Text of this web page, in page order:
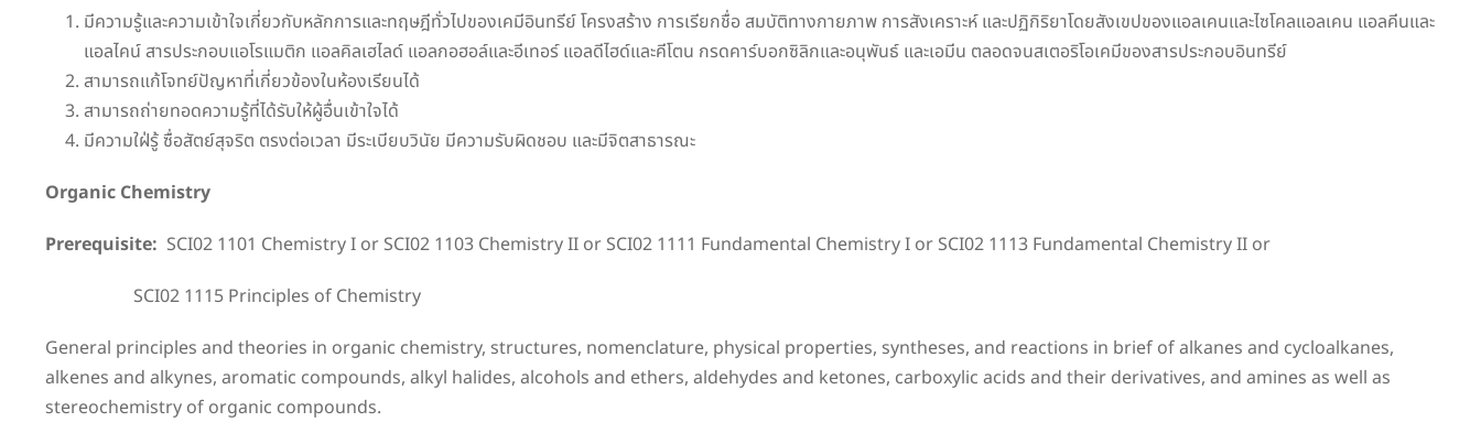
มีความรู้และความเข้าใจเกี่ยวกับหลักการและทฤษฎีทั่วไปของเคมีอินทรีย์ โครงสร้าง การเรียกชื่อ สมบัติทางกายภาพ การสังเคราะห์ และปฏิกิริยาโดยสังเขปของแอลเคนและไซโคลแอลเคน แอลคีนและ
แอลไคน์ สารประกอบแอโรแมติก แอลคิลเฮไลด์ แอลกอฮอล์และอีเทอร์ แอลดีไฮด์และคีโตน กรดคาร์บอกซิลิกและอนุพันธ์ และเอมีน ตลอดจนสเตอริโอเคมีของสารประกอบอินทรีย์
สามารถแก้โจทย์ปัญหาที่เกี่ยวข้องในห้องเรียนได้
สามารถถ่ายทอดความรู้ที่ได้รับให้ผู้อื่นเข้าใจได้
มีความใฝ่รู้ ซื่อสัตย์สุจริต ตรงต่อเวลา มีระเบียบวินัย มีความรับผิดชอบ และมีจิตสาธารณะ
Organic Chemistry
Prerequisite: SCI02 1101 Chemistry I or SCI02 1103 Chemistry II or SCI02 1111 Fundamental Chemistry I or SCI02 1113 Fundamental Chemistry II or
SCI02 1115 Principles of Chemistry
General principles and theories in organic chemistry, structures, nomenclature, physical properties, syntheses, and reactions in brief of alkanes and cycloalkanes,
alkenes and alkynes, aromatic compounds, alkyl halides, alcohols and ethers, aldehydes and ketones, carboxylic acids and their derivatives, and amines as well as
stereochemistry of organic compounds.